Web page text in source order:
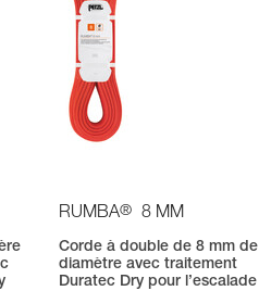
RUMBA® 8 MM
Corde à double de 8 mm de
diamètre avec traitement
Duratec Dry pour l’escalade